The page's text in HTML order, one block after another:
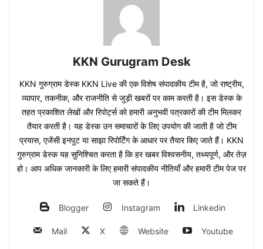
KKN Gurugram Desk
KKN गुरुग्राम डेस्क KKN Live की एक विशेष संपादकीय टीम है, जो राष्ट्रीय,
व्यापार, तकनीक, और राजनीति से जुड़ी खबरों पर काम करती है। इस डेस्क के
तहत प्रकाशित लेखों और रिपोर्ट्स को हमारी अनुभवी पत्रकारों की टीम मिलकर
तैयार करती है। यह डेस्क उन समाचारों के लिए उपयोग की जाती है जो टीम
प्रयास, एजेंसी इनपुट या साझा रिपोर्टिंग के आधार पर तैयार किए जाते हैं। KKN
गुरुग्राम डेस्क यह सुनिश्चित करता है कि हर खबर विश्वसनीय, तथ्यपूर्ण, और तेज़
हो। आप अधिक जानकारी के लिए हमारी संपादकीय नीतियाँ और हमारी टीम पेज पर
जा सकते हैं।
Blogger Instagram Linkedin
Mail X Website Youtube